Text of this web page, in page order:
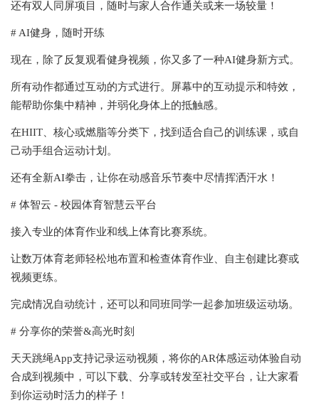
还有双人同屏项目，随时与家人合作通关或来一场较量！
# AI健身，随时开练
现在，除了反复观看健身视频，你又多了一种AI健身新方式。
所有动作都通过互动的方式进行。屏幕中的互动提示和特效，
能帮助你集中精神，并弱化身体上的抵触感。
在HIIT、核心或燃脂等分类下，找到适合自己的训练课，或自
己动手组合运动计划。
还有全新AI拳击，让你在动感音乐节奏中尽情挥洒汗水！
# 体智云 - 校园体育智慧云平台
接入专业的体育作业和线上体育比赛系统。
让数万体育老师轻松地布置和检查体育作业、自主创建比赛或
视频更练。
完成情况自动统计，还可以和同班同学一起参加班级运动场。
# 分享你的荣誉&高光时刻
天天跳绳App支持记录运动视频，将你的AR体感运动体验自动
合成到视频中，可以下载、分享或转发至社交平台，让大家看
到你运动时活力的样子！